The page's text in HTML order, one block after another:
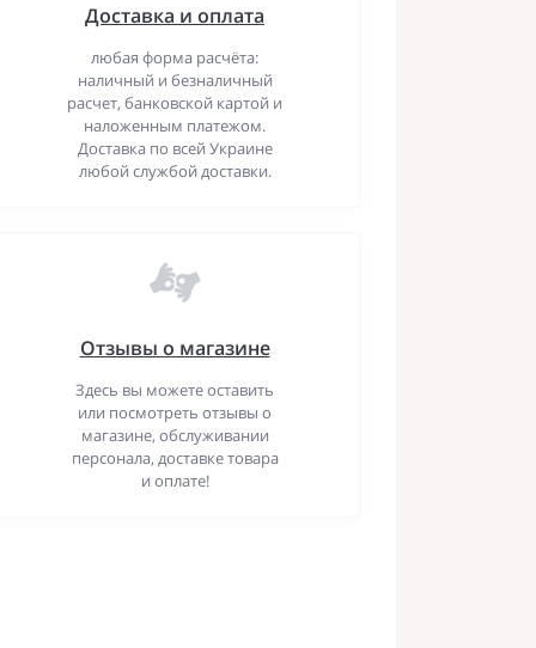
Доставка и оплата
любая форма расчёта:
наличный и безналичный
расчет, банковской картой и
наложенным платежом.
Доставка по всей Украине
любой службой доставки.
Отзывы о магазине
Здесь вы можете оставить
или посмотреть отзывы о
магазине, обслуживании
персонала, доставке товара
и оплате!